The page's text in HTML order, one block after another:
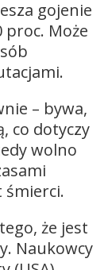
gojenie
proc. Może
– bywa,
co dotyczy
wolno
śmierci.
że jest
Naukowcy